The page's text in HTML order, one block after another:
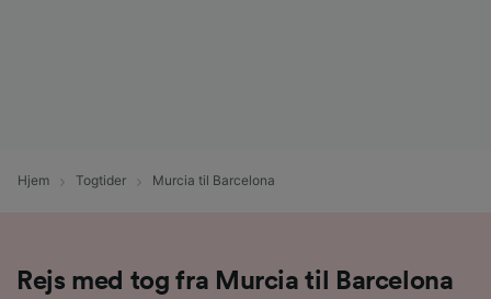
Hjem Togtider Murcia til Barcelona
Rejs med tog fra Murcia til Barcelona